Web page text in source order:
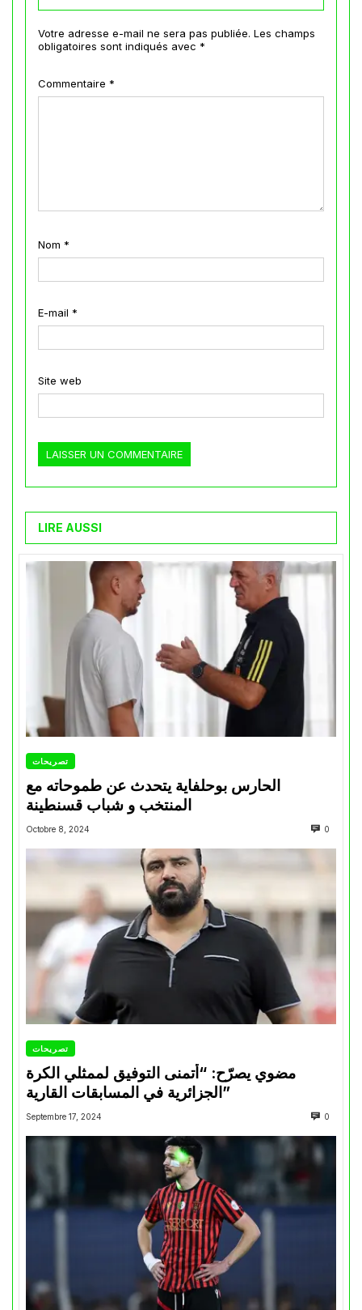
Votre adresse e-mail ne sera pas publiée. Les champs
obligatoires sont indiqués avec *
Commentaire *
Nom *
E-mail *
Site web
LIRE AUSSI
تصريحات
الحارس بوحلفاية يتحدث عن طموحاته مع
المنتخب و شباب قسنطينة
Octobre 8, 2024 0
تصريحات
مضوي يصرّح: “أتمنى التوفيق لممثلي الكرة
الجزائرية في المسابقات القارية”
Septembre 17, 2024 0